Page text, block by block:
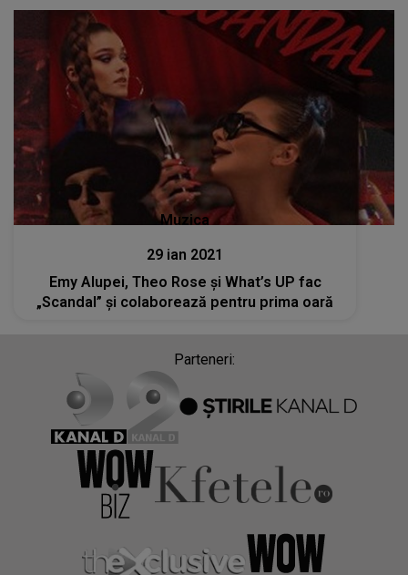
Muzica
29 ian 2021
Emy Alupei, Theo Rose și What’s UP fac
„Scandal” și colaborează pentru prima oară
Parteneri: